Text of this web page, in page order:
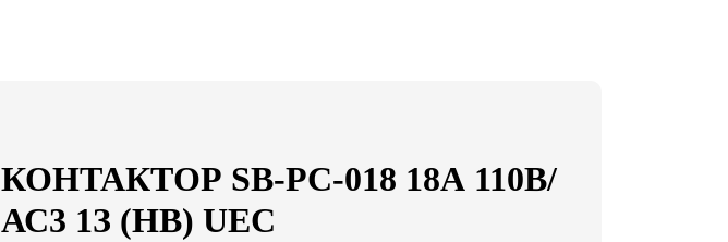
КОНТАКТОР SB-РC-018 18А 110В/
АС3 1З (НВ) UEC